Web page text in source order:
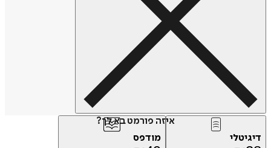
איזה פורמט בא לך?
מודפס